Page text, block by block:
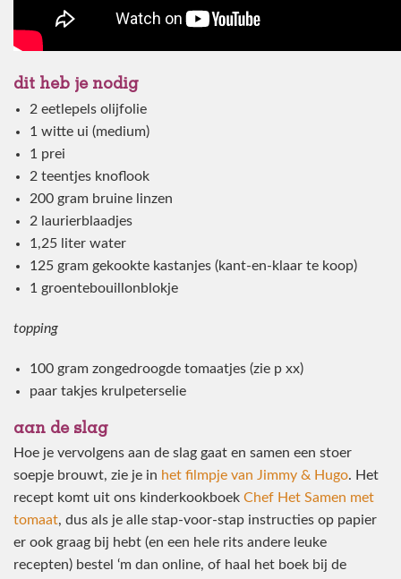
dit heb je nodig
2 eetlepels olijfolie
1 witte ui (medium)
1 prei
2 teentjes knoflook
200 gram bruine linzen
2 laurierblaadjes
1,25 liter water
125 gram gekookte kastanjes (kant-en-klaar te koop)
1 groentebouillonblokje
topping
100 gram zongedroogde tomaatjes (zie p xx)
paar takjes krulpeterselie
aan de slag
Hoe je vervolgens aan de slag gaat en samen een stoer
soepje brouwt, zie je in het filmpje van Jimmy & Hugo. Het
recept komt uit ons kinderkookboek Chef Het Samen met
tomaat, dus als je alle stap-voor-stap instructies op papier
er ook graag bij hebt (en een hele rits andere leuke
recepten) bestel ‘m dan online, of haal het boek bij de